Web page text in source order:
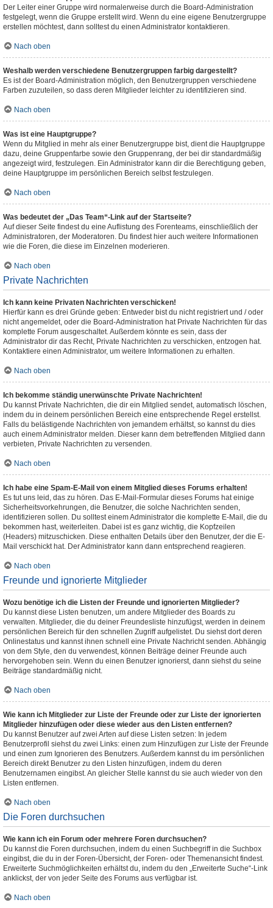
Der Leiter einer Gruppe wird normalerweise durch die Board-Administration
festgelegt, wenn die Gruppe erstellt wird. Wenn du eine eigene Benutzergruppe
erstellen möchtest, dann solltest du einen Administrator kontaktieren.
Nach oben
Weshalb werden verschiedene Benutzergruppen farbig dargestellt?
Es ist der Board-Administration möglich, den Benutzergruppen verschiedene
Farben zuzuteilen, so dass deren Mitglieder leichter zu identifizieren sind.
Nach oben
Was ist eine Hauptgruppe?
Wenn du Mitglied in mehr als einer Benutzergruppe bist, dient die Hauptgruppe
dazu, deine Gruppenfarbe sowie den Gruppenrang, der bei dir standardmäßig
angezeigt wird, festzulegen. Ein Administrator kann dir die Berechtigung geben,
deine Hauptgruppe im persönlichen Bereich selbst festzulegen.
Nach oben
Was bedeutet der „Das Team“-Link auf der Startseite?
Auf dieser Seite findest du eine Auflistung des Forenteams, einschließlich der
Administratoren, der Moderatoren. Du findest hier auch weitere Informationen
wie die Foren, die diese im Einzelnen moderieren.
Nach oben
Private Nachrichten
Ich kann keine Privaten Nachrichten verschicken!
Hierfür kann es drei Gründe geben: Entweder bist du nicht registriert und / oder
nicht angemeldet, oder die Board-Administration hat Private Nachrichten für das
komplette Forum ausgeschaltet. Außerdem könnte es sein, dass der
Administrator dir das Recht, Private Nachrichten zu verschicken, entzogen hat.
Kontaktiere einen Administrator, um weitere Informationen zu erhalten.
Nach oben
Ich bekomme ständig unerwünschte Private Nachrichten!
Du kannst Private Nachrichten, die dir ein Mitglied sendet, automatisch löschen,
indem du in deinem persönlichen Bereich eine entsprechende Regel erstellst.
Falls du belästigende Nachrichten von jemandem erhältst, so kannst du dies
auch einem Administrator melden. Dieser kann dem betreffenden Mitglied dann
verbieten, Private Nachrichten zu versenden.
Nach oben
Ich habe eine Spam-E-Mail von einem Mitglied dieses Forums erhalten!
Es tut uns leid, das zu hören. Das E-Mail-Formular dieses Forums hat einige
Sicherheitsvorkehrungen, die Benutzer, die solche Nachrichten senden,
identifizieren sollen. Du solltest einem Administrator die komplette E-Mail, die du
bekommen hast, weiterleiten. Dabei ist es ganz wichtig, die Kopfzeilen
(Headers) mitzuschicken. Diese enthalten Details über den Benutzer, der die E-
Mail verschickt hat. Der Administrator kann dann entsprechend reagieren.
Nach oben
Freunde und ignorierte Mitglieder
Wozu benötige ich die Listen der Freunde und ignorierten Mitglieder?
Du kannst diese Listen benutzen, um andere Mitglieder des Boards zu
verwalten. Mitglieder, die du deiner Freundesliste hinzufügst, werden in deinem
persönlichen Bereich für den schnellen Zugriff aufgelistet. Du siehst dort deren
Onlinestatus und kannst ihnen schnell eine Private Nachricht senden. Abhängig
von dem Style, den du verwendest, können Beiträge deiner Freunde auch
hervorgehoben sein. Wenn du einen Benutzer ignorierst, dann siehst du seine
Beiträge standardmäßig nicht.
Nach oben
Wie kann ich Mitglieder zur Liste der Freunde oder zur Liste der ignorierten
Mitglieder hinzufügen oder diese wieder aus den Listen entfernen?
Du kannst Benutzer auf zwei Arten auf diese Listen setzen: In jedem
Benutzerprofil siehst du zwei Links: einen zum Hinzufügen zur Liste der Freunde
und einen zum Ignorieren des Benutzers. Außerdem kannst du im persönlichen
Bereich direkt Benutzer zu den Listen hinzufügen, indem du deren
Benutzernamen eingibst. An gleicher Stelle kannst du sie auch wieder von den
Listen entfernen.
Nach oben
Die Foren durchsuchen
Wie kann ich ein Forum oder mehrere Foren durchsuchen?
Du kannst die Foren durchsuchen, indem du einen Suchbegriff in die Suchbox
eingibst, die du in der Foren-Übersicht, der Foren- oder Themenansicht findest.
Erweiterte Suchmöglichkeiten erhältst du, indem du den „Erweiterte Suche“-Link
anklickst, der von jeder Seite des Forums aus verfügbar ist.
Nach oben